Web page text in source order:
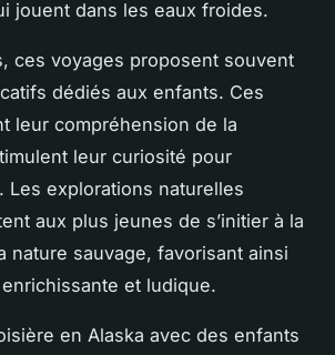
jouent dans les eaux froides.
ces voyages proposent souvent
dédiés aux enfants. Ces
leur compréhension de la
leur curiosité pour
Les explorations naturelles
aux plus jeunes de s’initier à la
nature sauvage, favorisant ainsi
et ludique.
en Alaska avec des enfants